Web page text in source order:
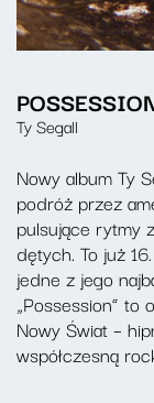
Ty Segall
Nowy album Ty
podróż przez
pulsujące rytmy
dętych. To już
jedne z jego
„Possession” to
Nowy Świat –
współczesną